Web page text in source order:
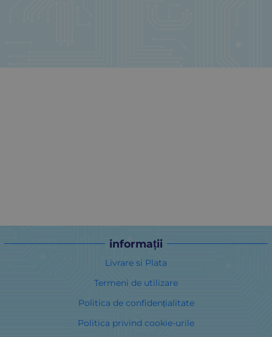
informații
Livrare si Plata
Termeni de utilizare
Politica de confidențialitate
Politica privind cookie-urile